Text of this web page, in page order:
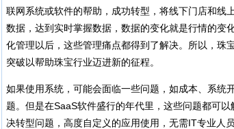
联网系统或软件的帮助，成功转型，将线下门店和线
数据，达到实时掌握数据，数据的变化就是行情的变
化管理以后，这些管理痛点都得到了解决。所以，珠
突破以帮助珠宝行业迈进新的征程。
如果使用系统，可能会面临一些问题，如成本、系统
题。但是在SaaS软件盛行的年代里，这些问题都可
决转型问题，高度自定义的应用使用，无需IT专业人